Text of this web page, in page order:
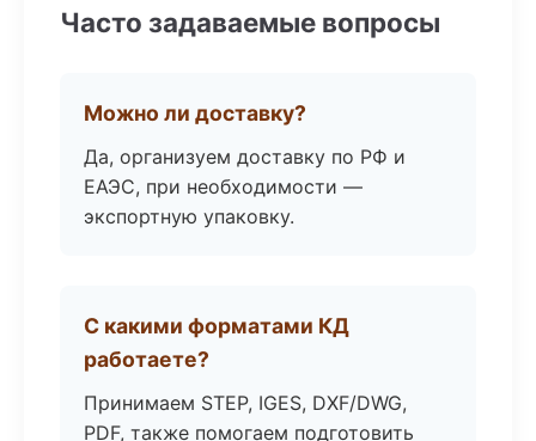
Часто задаваемые вопросы
Можно ли доставку?
Да, организуем доставку по РФ и
ЕАЭС, при необходимости —
экспортную упаковку.
С какими форматами КД
работаете?
Принимаем STEP, IGES, DXF/DWG,
PDF, также помогаем подготовить